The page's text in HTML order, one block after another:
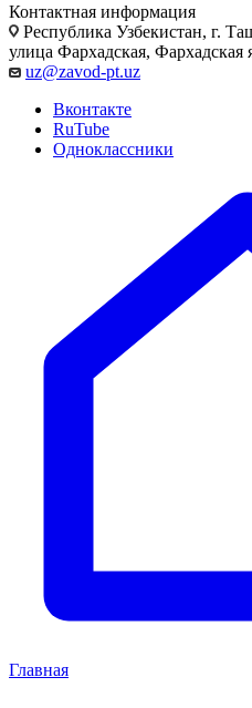
Контактная информация
Республика Узбекистан, г.
улица Фархадская, Фархадская
uz@zavod-pt.uz
Вконтакте
RuTube
Одноклассники
Главная